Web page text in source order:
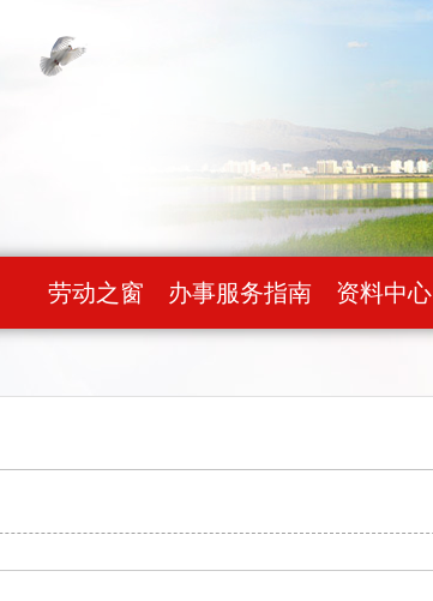
劳动之窗 办事服务指南 资料中心